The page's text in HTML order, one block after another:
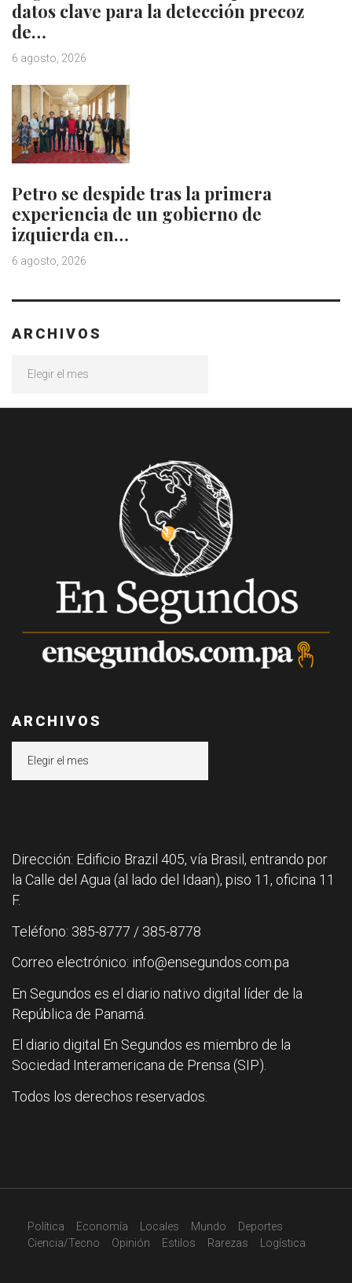
datos clave para la detección precoz
de…
6 agosto, 2026
Petro se despide tras la primera
experiencia de un gobierno de
izquierda en…
6 agosto, 2026
ARCHIVOS
ARCHIVOS
Dirección: Edificio Brazil 405, vía Brasil, entrando por
la Calle del Agua (al lado del Idaan), piso 11, oficina 11
F.
Teléfono: 385-8777 / 385-8778
Correo electrónico: info@ensegundos.com.pa
En Segundos es el diario nativo digital líder de la
República de Panamá.
El diario digital En Segundos es miembro de la
Sociedad Interamericana de Prensa (SIP).
Todos los derechos reservados.
Política Economía Locales Mundo
Deportes
Ciencia/Tecno
Opinión Estilos Rarezas Logística